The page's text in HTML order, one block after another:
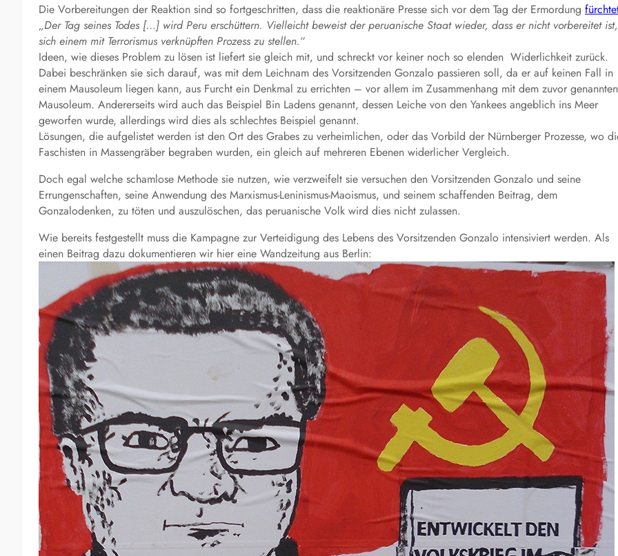
Die Vorbereitungen der Reaktion sind so fortgeschritten, dass die reaktionäre Presse sich vor dem Tag der Ermordung
„Der Tag seines Todes […] wird Peru erschüttern. Vielleicht beweist der peruanische Staat wieder, dass er nicht vorbereitet ist,
sich einem mit Terrorismus verknüpften Prozess zu stellen.“
Ideen, wie dieses Problem zu lösen ist liefert sie gleich mit, und schreckt vor keiner noch so elenden Widerlichkeit zurück.
Dabei beschränken sie sich darauf, was mit dem Leichnam des Vorsitzenden Gonzalo passieren soll, da er auf keinen Fall in
einem Mausoleum liegen kann, aus Furcht ein Denkmal zu errichten – vor allem im Zusammenhang mit dem zuvor genannten
Mausoleum. Andererseits wird auch das Beispiel Bin Ladens genannt, dessen Leiche von den Yankees angeblich ins Meer
geworfen wurde, allerdings wird dies als schlechtes Beispiel genannt.
Lösungen, die aufgelistet werden ist den Ort des Grabes zu verheimlichen, oder das Vorbild der Nürnberger Prozesse, wo
Faschisten in Massengräber begraben wurden, ein gleich auf mehreren Ebenen widerlicher Vergleich.
Doch egal welche schamlose Methode sie nutzen, wie verzweifelt sie versuchen den Vorsitzenden Gonzalo und seine
Errungenschaften, seine Anwendung des Marxismus-Leninismus-Maoismus, und seinem schaffenden Beitrag, dem
Gonzalodenken, zu töten und auszulöschen, das peruanische Volk wird dies nicht zulassen.
Wie bereits festgestellt muss die Kampagne zur Verteidigung des Lebens des Vorsitzenden Gonzalo intensiviert werden. Als
einen Beitrag dazu dokumentieren wir hier eine Wandzeitung aus Berlin: